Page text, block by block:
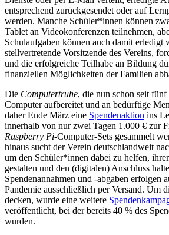
entsprechend zurückgesendet oder auf
werden. Manche Schüler*innen können
Tablet an Videokonferenzen teilnehmen,
Schulaufgaben können auch damit erledigt
stellvertretende Vorsitzende des Vereins,
und die erfolgreiche Teilhabe an Bildung
finanziellen Möglichkeiten der Familien
Die Computertruhe, die nun schon seit fünf
Computer aufbereitet und an bedürftige
daher Ende März eine Spendenaktion ins
innerhalb von nur zwei Tagen 1.000 € zur
Raspberry Pi-Computer-Sets gesammelt
hinaus sucht der Verein deutschlandweit
um den Schüler*innen dabei zu helfen,
gestalten und den (digitalen) Anschluss
Spendenannahmen und -abgaben erfolgen
Pandemie ausschließlich per Versand. Um
decken, wurde eine weitere
veröffentlicht, bei der bereits 40 % des
wurden.